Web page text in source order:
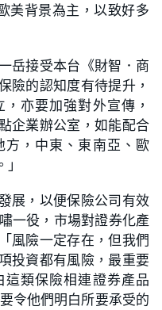
美背景為主，以致好多
岳接受本台《財智．商
險的認知度有待提升，
亦要加強對外宣傳，
企業辦公室，如能配合
，中東、東南亞、歐
展，以便保險公司有效
一役，市場對證券化產
風險一定存在，但我們
投資都有風險，最重要
類保險相連證券產品
令他們明白所要承受的